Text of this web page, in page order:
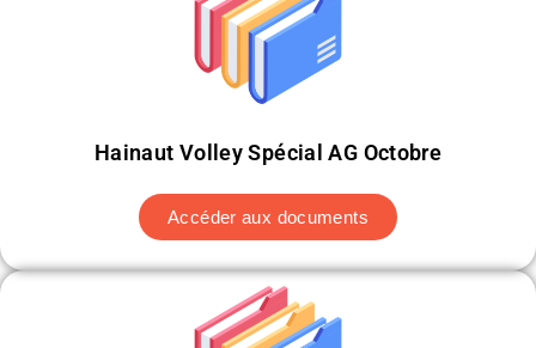
Hainaut Volley Spécial AG Octobre
Accéder aux documents